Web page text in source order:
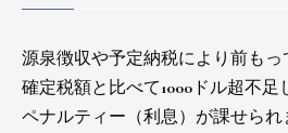
源泉徴収や予定納税により前もっ
確定税額と比べて1000ドル超不
ペナルティー（利息）が課せら